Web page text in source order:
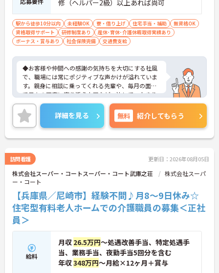
修（ヘルパー2級）以上あれば尚可
駅から徒歩10分以内 未経験OK 寮・借り上げ 住宅手当・補助
無資格OK
資格取得サポート
研修制度あり
産休･育休･介護休暇取得実績あり
ボーナス・賞与あり
社会保険完備 交通費支給
◆お客様や仲間への感謝の気持ちを大切にする社風
で、職場には常にポジティブな声かけが溢れていま
す。親身に相談に乗ってくれる先輩や、毎月の面談
で日々の不安に寄り添う上司など、決して一人きり
にさせないフォロー体制が万全。心理的安全性が高
く、中途入社でも自然と馴染める職場です。
◆無資格からでもプロフェッショナルを目指せる
「資格取得支援制度」を完備しています。初任者研
修から国家資格である介護福祉士まで、現場での実
けて資格取得に挑戦できます。
◆法人独自の介護技術認定制度「ケアマイスター」
により、身につけたスキルを5段階でしっかり評価
し手当で還元。さらに「目標管理シート」を用いた
月1回の上司との面談があり、一人ひとりの不安や
目標に寄り添う手厚いフォロー体制が整っていま
す。
詳細を見る 無料 紹介してもらう
訪問看護 更新日：2026年08月05日
株式会社スーパー・コートスーパー・コート武庫之荘
株式会社スーパ
ー・コート
【兵庫県／尼崎市】経験不問♪月8～9日休み☆
住宅型有料老人ホームでの介護職員の募集＜正社
員＞
給料
月収 26.5万円～処遇改善手当、特定処遇手
当、業務手当、夜勤手当5回分を含む
年収348万円～月給×12ヶ月＋賞与